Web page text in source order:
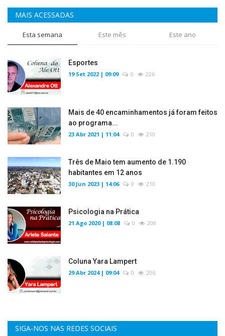
MAIS ACESSADAS
Esta semana Este mês Este ano
Esportes
19 Set 2022 | 09:09 0 226
Mais de 40 encaminhamentos já foram feitos
ao programa...
23 Abr 2021 | 11:04 0 210
Três de Maio tem aumento de 1.190
habitantes em 12 anos
30 Jun 2023 | 14:06 0 210
Psicologia na Prática
21 Ago 2020 | 08:08 0 208
Coluna Yara Lampert
29 Abr 2024 | 09:04 0 206
SIGA-NOS NAS REDES SOCIAIS